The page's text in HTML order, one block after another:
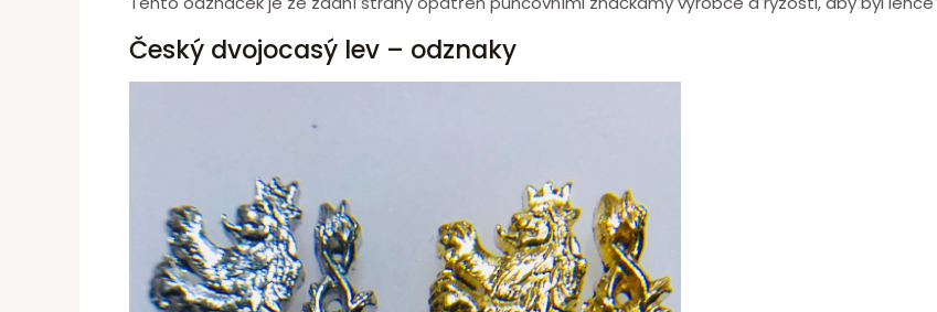
Český dvojocasý lev – odznaky